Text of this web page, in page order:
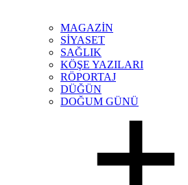
MAGAZİN
SİYASET
SAĞLIK
KÖŞE YAZILARI
RÖPORTAJ
DÜĞÜN
DOĞUM GÜNÜ